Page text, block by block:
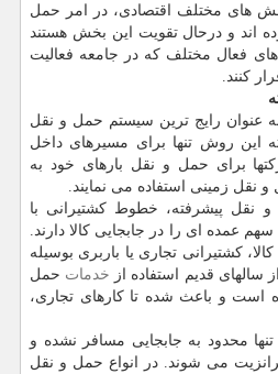
های مختلف اقتصادی، در امر حمل
اند و درحال تقویت این بخش هستند
های فعال مختلف که در جامعه فعالیت
کنند.
عنوان رایج ترین سیستم حمل و نقل
این روش تنها برای مسیرهای داخل
برای حمل و نقل بارهای خود به
زمینی استفاده می نمایند.
نقل پیشرفته، خطوط کشتیرانی با
عمده ای را در جابجایی کالا دارند.
کشتیرانی تجاری یا باربری بوسیله
سالهای قدیم استفاده از خدمات حمل
است و باعث شده تا کارهای تجاری،
محدود به جابجایی مسافر نشده و
می شوند. در انواع حمل و نقل